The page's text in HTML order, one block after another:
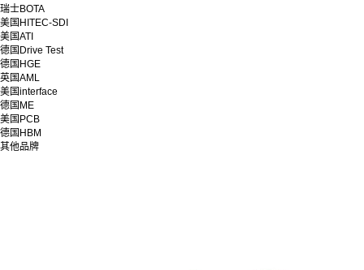
瑞士BOTA
美国HITEC-SDI
美国ATI
德国Drive Test
德国HGE
英国AML
美国interface
德国ME
美国PCB
德国HBM
其他品牌